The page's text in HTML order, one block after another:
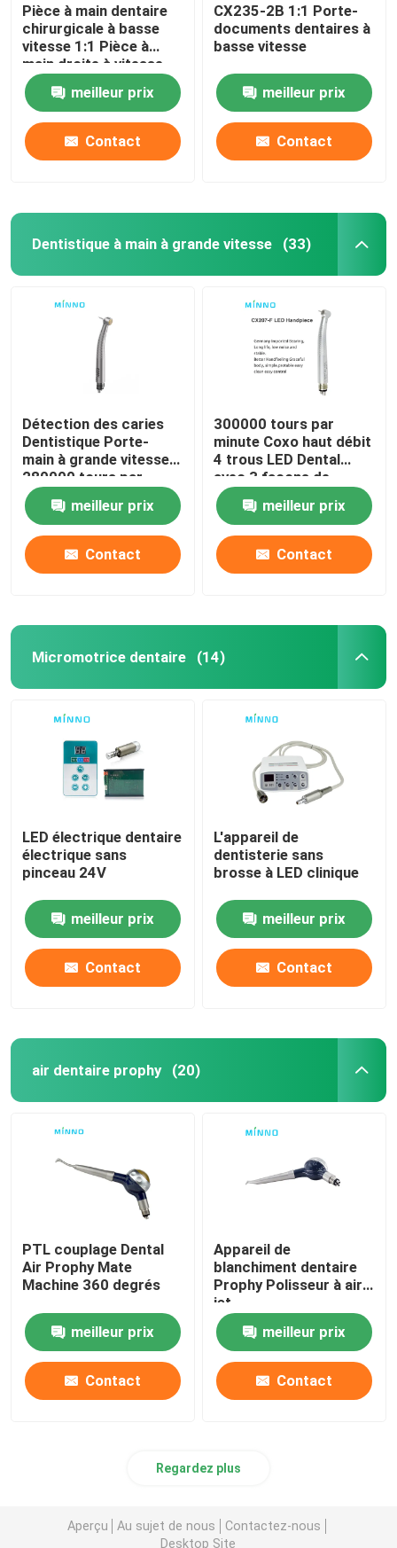
Pièce à main dentaire
chirurgicale à basse
vitesse 1:1 Pièce à
main droite à vitesse
lente
meilleur prix
Contact
CX235-2B 1:1 Porte-
documents dentaires à
basse vitesse
meilleur prix
Contact
Dentistique à main à grande vitesse (33)
Détection des caries
Dentistique Porte-
main à grande vitesse
280000 tours par
minute Porte- main à
bouton meilleur prix
Contact
300000 tours par
minute Coxo haut débit
4 trous LED Dental
avec 3 façons de
pulvérisation
meilleur prix
Contact
Micromotrice dentaire (14)
LED électrique dentaire
électrique sans
pinceau 24V
meilleur prix
Contact
L'appareil de
dentisterie sans
brosse à LED clinique
meilleur prix
Contact
air dentaire prophy (20)
PTL couplage Dental
Air Prophy Mate
Machine 360 degrés
meilleur prix
Contact
Appareil de
blanchiment dentaire
Prophy Polisseur à air à
jet
meilleur prix
Contact
Regardez plus
Aperçu Au sujet de nous
Contactez-nous
Desktop Site